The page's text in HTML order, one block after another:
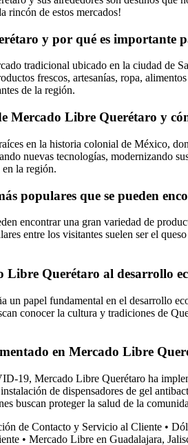
rincón de estos mercados!
y por qué es importante
tradicional ubicado en la ciudad de
frescos, artesanías, ropa,
de la región.
Mercado Libre Querétaro y
en la historia colonial de México,
nuevas tecnologías, modernizando
la región.
populares que se pueden
encontrar una gran variedad de
entre los visitantes suelen ser el
Libre Querétaro al desarrollo
un papel fundamental en el desarrollo
conocer la cultura y tradiciones de
en Mercado Libre
19, Mercado Libre Querétaro ha
de dispensadores de gel
buscan proteger la salud de la
de Contacto y Servicio al Cliente •
• Mercado Libre en Guadalajara,